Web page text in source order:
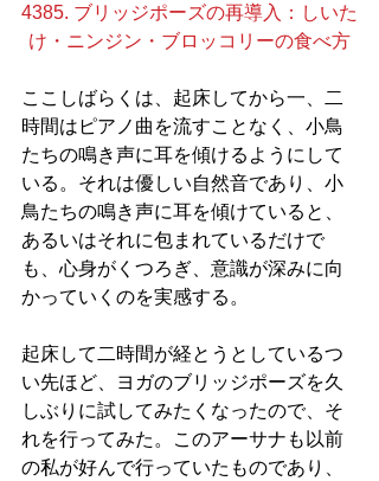
4385. ブリッジポーズの再導入：しいた
け・ニンジン・ブロッコリーの食べ方
ここしばらくは、起床してから一、二
時間はピアノ曲を流すことなく、小鳥
たちの鳴き声に耳を傾けるようにして
いる。それは優しい自然音であり、小
鳥たちの鳴き声に耳を傾けていると、
あるいはそれに包まれているだけで
も、心身がくつろぎ、意識が深みに向
かっていくのを実感する。
起床して二時間が経とうとしているつ
い先ほど、ヨガのブリッジポーズを久
しぶりに試してみたくなったので、そ
れを行ってみた。このアーサナも以前
の私が好んで行っていたものであり、